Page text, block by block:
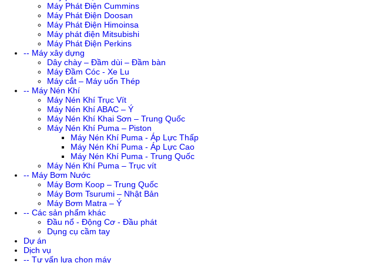
Máy Phát Điện Cummins
Máy Phát Điện Doosan
Máy Phát Điện Himoinsa
Máy phát điện Mitsubishi
Máy Phát Điện Perkins
-- Máy xây dựng
Dây chày – Đầm dùi – Đầm bàn
Máy Đầm Cóc - Xe Lu
Máy cắt – Máy uốn Thép
-- Máy Nén Khí
Máy Nén Khí Trục Vít
Máy Nén Khí ABAC – Ý
Máy Nén Khí Khai Sơn – Trung Quốc
Máy Nén Khí Puma – Piston
Máy Nén Khí Puma - Áp Lực Thấp
Máy Nén Khí Puma - Áp Lực Cao
Máy Nén Khí Puma - Trung Quốc
Máy Nén Khí Puma – Trục vít
-- Máy Bơm Nước
Máy Bơm Koop – Trung Quốc
Máy Bơm Tsurumi – Nhật Bản
Máy Bơm Matra – Ý
-- Các sản phẩm khác
Đầu nổ - Động Cơ - Đầu phát
Dụng cụ cầm tay
Dự án
Dịch vụ
-- Tư vấn lựa chọn máy